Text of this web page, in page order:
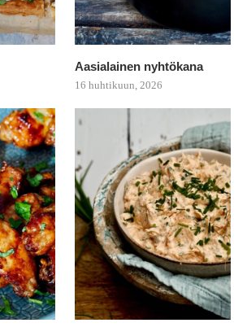
Aasialainen nyhtökana
16 huhtikuun, 2026